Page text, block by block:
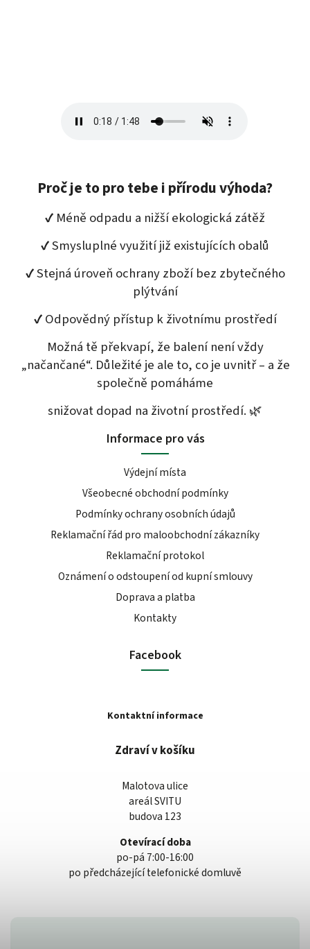
Proč je to pro tebe i přírodu výhoda?
✔ Méně odpadu a nižší ekologická zátěž
✔ Smysluplné využití již existujících obalů
✔ Stejná úroveň ochrany zboží bez zbytečného
plýtvání
✔ Odpovědný přístup k životnímu prostředí
Možná tě překvapí, že balení není vždy
„načančané“. Důležité je ale to, co je uvnitř – a že
společně pomáháme
snižovat dopad na životní prostředí. 🌿
Informace pro vás
Výdejní místa
Všeobecné obchodní podmínky
Podmínky ochrany osobních údajů
Reklamační řád pro maloobchodní zákazníky
Reklamační protokol
Oznámení o odstoupení od kupní smlouvy
Doprava a platba
Kontakty
Facebook
Kontaktní informace
Zdraví v košíku
Malotova ulice
areál SVITU
budova 123
Otevírací doba
po-pá 7:00-16:00
po předcházející telefonické domluvě